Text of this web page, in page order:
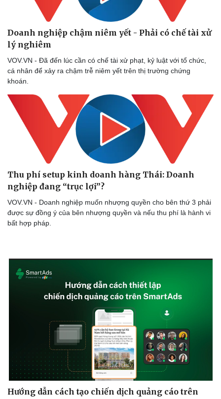
Doanh nghiệp chậm niêm yết - Phải có chế tài xử
lý nghiêm
VOV.VN - Đã đến lúc cần có chế tài xử phạt, kỷ luật với tổ chức,
cá nhân để xảy ra chậm trễ niêm yết trên thị trường chứng
khoán.
Thu phí setup kinh doanh hàng Thái: Doanh
nghiệp đang “trục lợi”?
VOV.VN - Doanh nghiệp muốn nhượng quyền cho bên thứ 3 phải
được sự đồng ý của bên nhượng quyền và nếu thu phí là hành vi
bất hợp pháp.
Hướng dẫn cách tạo chiến dịch quảng cáo trên